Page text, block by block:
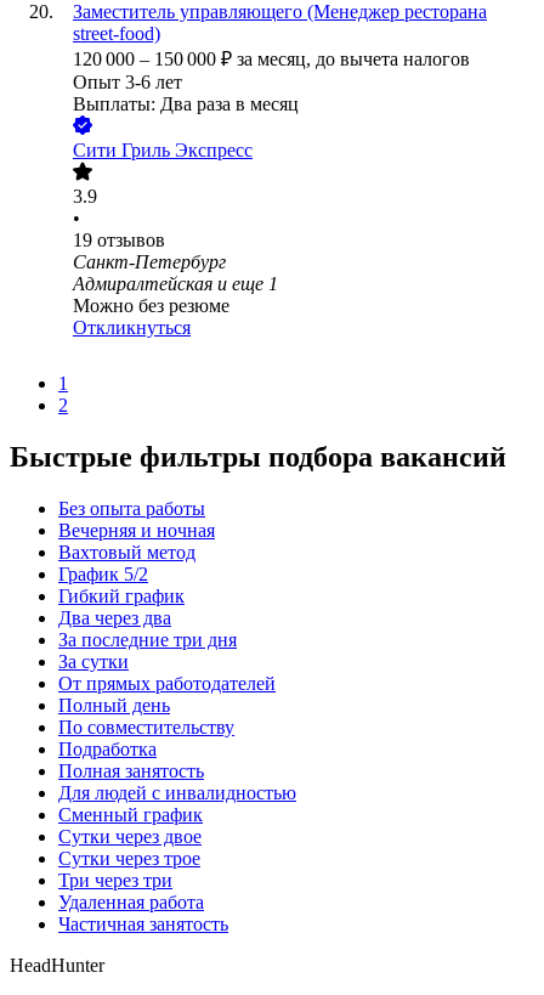
Заместитель управляющего (Менеджер ресторана
street-food)
120 000 – 150 000 ₽ за месяц, до вычета налогов
Опыт 3-6 лет
Выплаты: Два раза в месяц
Сити Гриль Экспресс
3.9
•
19 отзывов
Санкт-Петербург
Адмиралтейская и еще 1
Можно без резюме
Откликнуться
1
2
Быстрые фильтры подбора вакансий
Без опыта работы
Вечерняя и ночная
Вахтовый метод
График 5/2
Гибкий график
Два через два
За последние три дня
За сутки
От прямых работодателей
Полный день
По совместительству
Подработка
Полная занятость
Для людей с инвалидностью
Сменный график
Сутки через двое
Сутки через трое
Три через три
Удаленная работа
Частичная занятость
HeadHunter